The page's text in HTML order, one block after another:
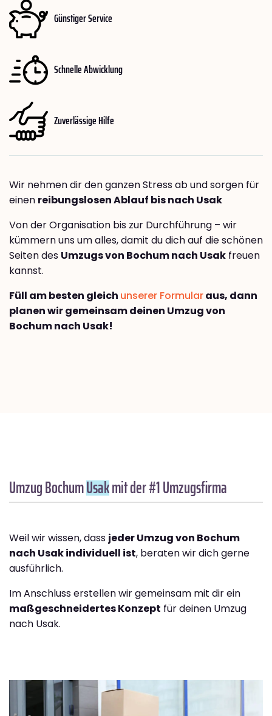
Günstiger Service
Schnelle Abwicklung
Zuverlässige Hilfe
Wir nehmen dir den ganzen Stress ab und sorgen für
einen reibungslosen Ablauf bis nach Usak
Von der Organisation bis zur Durchführung – wir
kümmern uns um alles, damit du dich auf die schönen
Seiten des Umzugs von Bochum nach Usak freuen
kannst.
Füll am besten gleich unserer Formularaus, dann
planen wir gemeinsam deinen Umzug von
Bochum nach Usak!
Umzug BochumUsakmit der #1 Umzugsfirma
Weil wir wissen, dass jeder Umzug von Bochum
nach Usak individuell ist, beraten wir dich gerne
ausführlich.
Im Anschluss erstellen wir gemeinsam mit dir ein
maßgeschneidertes Konzept für deinen Umzug
nach Usak.